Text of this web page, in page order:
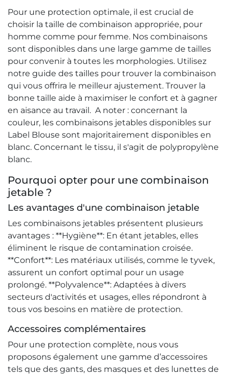
Pour une protection optimale, il est crucial de
choisir la taille de combinaison appropriée, pour
homme comme pour femme. Nos combinaisons
sont disponibles dans une large gamme de tailles
pour convenir à toutes les morphologies. Utilisez
notre guide des tailles pour trouver la combinaison
qui vous offrira le meilleur ajustement. Trouver la
bonne taille aide à maximiser le confort et à gagner
en aisance au travail. A noter : concernant la
couleur, les combinaisons jetables disponibles sur
Label Blouse sont majoritairement disponibles en
blanc. Concernant le tissu, il s'agit de polypropylène
blanc.
Pourquoi opter pour une combinaison
jetable ?
Les avantages d'une combinaison jetable
Les combinaisons jetables présentent plusieurs
avantages : **Hygiène**: En étant jetables, elles
éliminent le risque de contamination croisée.
**Confort**: Les matériaux utilisés, comme le tyvek,
assurent un confort optimal pour un usage
prolongé. **Polyvalence**: Adaptées à divers
secteurs d'activités et usages, elles répondront à
tous vos besoins en matière de protection.
Accessoires complémentaires
Pour une protection complète, nous vous
proposons également une gamme d’accessoires
tels que des gants, des masques et des lunettes de